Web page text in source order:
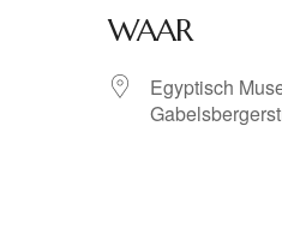
WAAR
Egyptisch